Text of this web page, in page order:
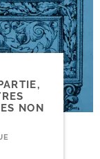
NON